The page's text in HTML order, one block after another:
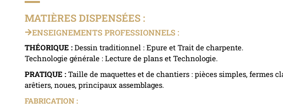
MATIÈRES DISPENSÉES :
ENSEIGNEMENTS PROFESSIONNELS :
THÉORIQUE : Dessin traditionnel : Epure et Trait de charpente.
Technologie générale : Lecture de plans et Technologie.
PRATIQUE : Taille de maquettes et de chantiers : pièces simples, fermes
arêtiers, noues, principaux assemblages.
FABRICATION :